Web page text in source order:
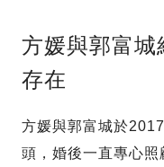
方媛與郭富城
存在
方媛與郭富城於
頭，婚後一直專心